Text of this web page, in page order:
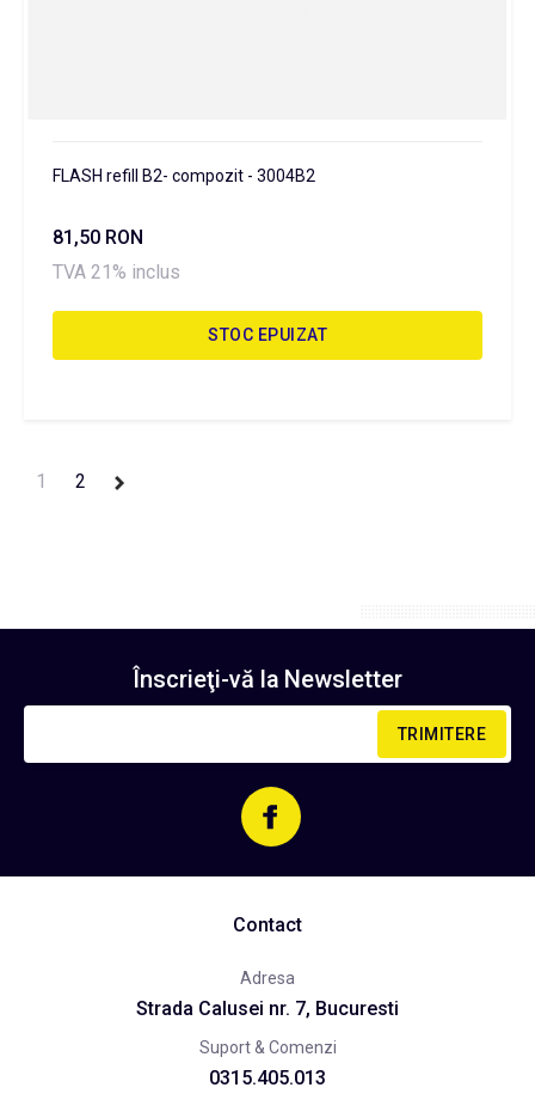
FLASH refill B2- compozit - 3004B2
81,50 RON
TVA 21% inclus
STOC EPUIZAT
1 2
Înscrieţi-vă la Newsletter
TRIMITERE
Contact
Adresa
Strada Calusei nr. 7, Bucuresti
Suport & Comenzi
0315.405.013